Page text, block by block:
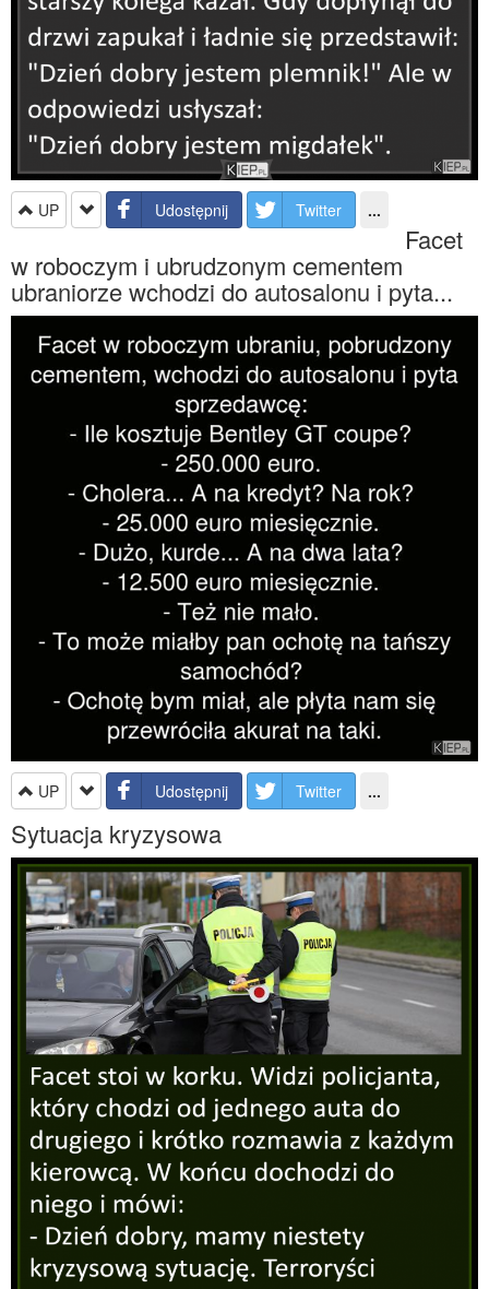
UP Udostępnij Twitter ...
Facet
w roboczym i ubrudzonym cementem
ubraniorze wchodzi do autosalonu i pyta...
UP Udostępnij Twitter ...
Sytuacja kryzysowa